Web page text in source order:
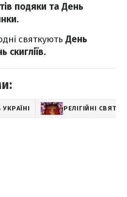
подяки та День
святкують День
скигліїв.
РЕЛІГІЙНІ СВЯТА